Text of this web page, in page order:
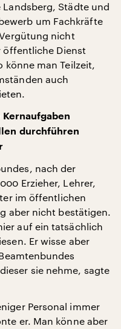
Städte und
um Fachkräfte
nicht
öffentliche Dienst
könne man Teilzeit,
auch
durchführen
nach der
Erzieher, Lehrer,
im öffentlichen
aber nicht bestätigen.
auf ein tatsächlich
Er wisse aber
sie nehme, sagte
Personal immer
er. Man könne aber